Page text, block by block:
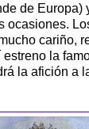
de Europa)
ocasiones.
cariño,
la
la afición a